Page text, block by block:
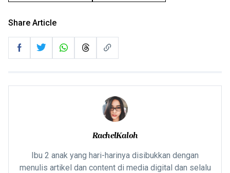
Share Article
RachelKaloh
Ibu 2 anak yang hari-harinya disibukkan dengan
menulis artikel dan content di media digital dan selalu